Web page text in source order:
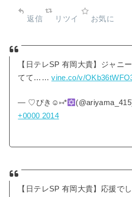
返信 リツイ お気に
【日テレSP 有岡大貴】ジャニ
てて……vine.co/v/
— ♡ぴき☺︎⑅*
+0000 2014
【日テレSP 有岡大貴】応援